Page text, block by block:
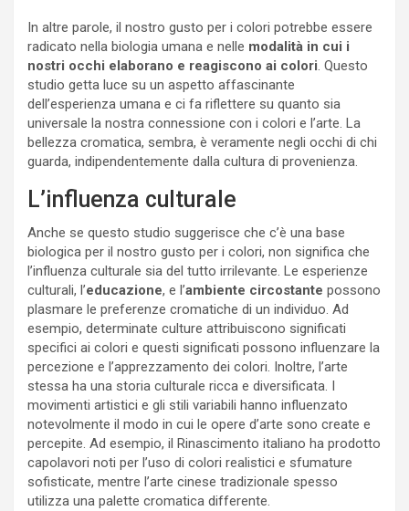
In altre parole, il nostro gusto per i colori potrebbe essere
radicato nella biologia umana e nelle modalità in cui i
nostri occhi elaborano e reagiscono ai colori. Questo
studio getta luce su un aspetto affascinante
dell’esperienza umana e ci fa riflettere su quanto sia
universale la nostra connessione con i colori e l’arte. La
bellezza cromatica, sembra, è veramente negli occhi di chi
guarda, indipendentemente dalla cultura di provenienza.
L’influenza culturale
Anche se questo studio suggerisce che c’è una base
biologica per il nostro gusto per i colori, non significa che
l’influenza culturale sia del tutto irrilevante. Le esperienze
culturali, l’educazione, e l’ambiente circostante possono
plasmare le preferenze cromatiche di un individuo. Ad
esempio, determinate culture attribuiscono significati
specifici ai colori e questi significati possono influenzare la
percezione e l’apprezzamento dei colori. Inoltre, l’arte
stessa ha una storia culturale ricca e diversificata. I
movimenti artistici e gli stili variabili hanno influenzato
notevolmente il modo in cui le opere d’arte sono create e
percepite. Ad esempio, il Rinascimento italiano ha prodotto
capolavori noti per l’uso di colori realistici e sfumature
sofisticate, mentre l’arte cinese tradizionale spesso
utilizza una palette cromatica differente.